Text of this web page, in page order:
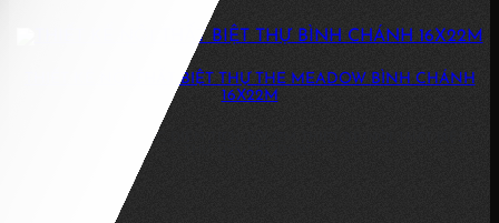
THIẾT KẾ NỘI THẤT BIỆT THỰ THE MEADOW BÌNH CHÁNH
16X22M
3 PHÒNG NGỦ, 3WC DIỆN TÍCH: 16X22M THIẾT KẾ NỘI THẤT BIỆT